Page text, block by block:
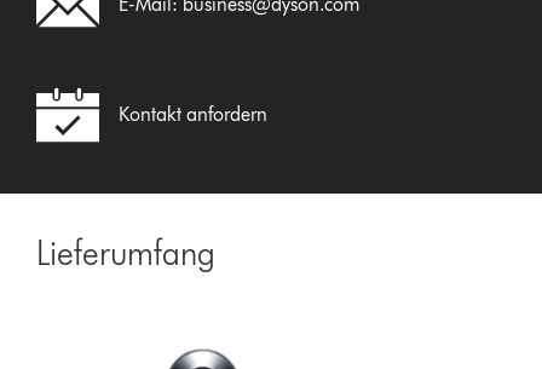
Kontakt anfordern
Lieferumfang